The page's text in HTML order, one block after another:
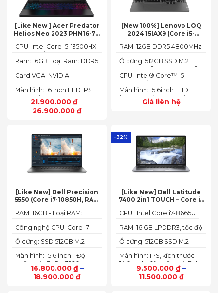
[Like New ] Acer Predator
Helios Neo 2023 PHN16-71-
16GB, 512GB, RTX 4050 6GB,
16″ FHD 165Hz)
21.900.000 ₫ –
26.900.000 ₫
Màn hình: 16 inch FHD IPS
165Hz SlimBezel, sRGB
100%, Acer ComfyView,
500 nits
Card VGA: NVIDIA
(140W)
Ram: 16GB Loại Ram: DDR5
CPU: Intel Core i5-13500HX
(14 Cores/ 20 Threads, up
to 4.70 GHz, 24MB)
[New 100%] Lenovo LOQ
2024 15IAX9 (Core i5-
3050 6GB, 15.6″ FHD 144Hz)
Giá liên hệ
Màn hình: 15.6inch FHD
(1920x1080) IPS 300nits
Anti-glare, 100%sRGB,
CPU: Intel® Core™ i5-
12450HX (2.00GHz up to
4.40GHz, 12MB Cache)
Ổ cứng: 512GB SSD M.2
2242 PCIe® 4.0x4 NVMe®
RAM: 12GB DDR5 4800MHz
(up to 32GB)
[Like New] Dell Precision
5550 (Core i7-10850H, RAM
Quadro T1000 4G, Màn
16.800.000 ₫–
18.900.000 ₫
Màn hình: 15.6 inch - Độ
phân giải: FHD+ (1920 x
1200 px)
Ổ cứng: SSD 512GB M.2
Công nghệ CPU: Core i7-
10750H, 6 nhân, 12 luồng
RAM: 16GB - Loại RAM:
-32%
[Like New] Dell Latitude
7400 2in1 TOUCH – Core i7
màn hình 14 inch FHD Cảm
9.500.000 ₫ –
11.500.000 ₫
Màn hình: IPS, kích thước
14.0 inch, độ phân giải Full
HD (1920 x 1080)
Ổ cứng: 512GB SSD M.2
RAM: 16 GB LPDDR3, tốc độ
CPU: Intel Core i7-8665U